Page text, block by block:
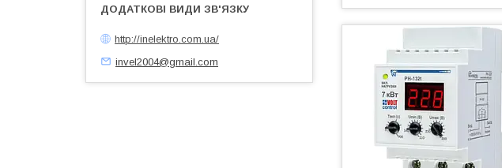
http://inelektro.com.ua/
invel2004@gmail.com